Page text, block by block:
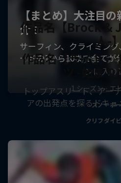
作品名【Brock &
人-】
スノーボーダーがサーフ
ンに入り
1 シーズン · エ
スノーボ
作品名【ライド・
ツ -始まり
トップアスリート、アー
アの出発点を探るドキ
クリフダイ